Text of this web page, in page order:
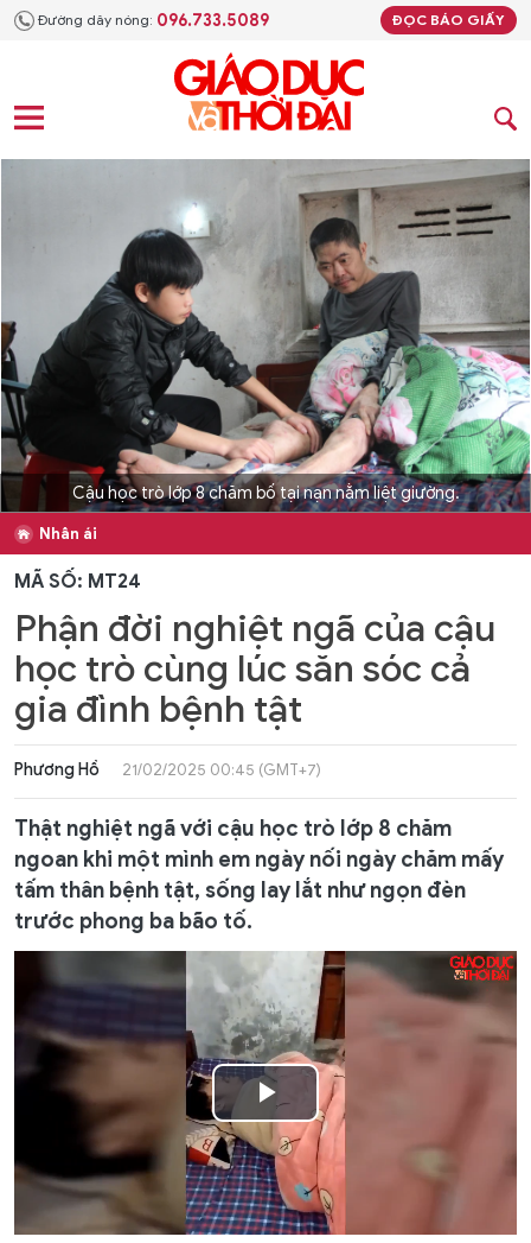
Đường dây nóng: 096.733.5089 ĐỌC BÁO GIẤY
Cậu học trò lớp 8 chăm bố tại nạn nằm liệt giường.
Nhân ái
MÃ SỐ: MT24
Phận đời nghiệt ngã của cậu
học trò cùng lúc săn sóc cả
gia đình bệnh tật
Phương Hồ 21/02/2025 00:45 (GMT+7)
Thật nghiệt ngã với cậu học trò lớp 8 chăm
ngoan khi một mình em ngày nối ngày chăm mấy
tấm thân bệnh tật, sống lay lắt như ngọn đèn
trước phong ba bão tố.
Play
Video